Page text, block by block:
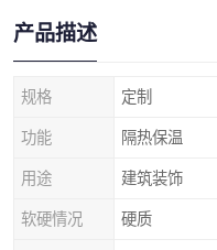
产品描述
规格 定制
功能 隔热保温
用途 建筑装饰
软硬情况 硬质